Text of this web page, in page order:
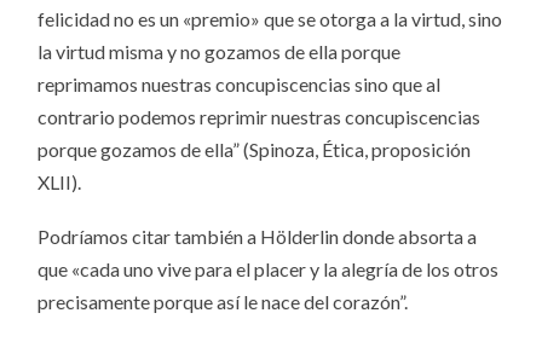
felicidad no es un «premio» que se otorga a la virtud, sino
la virtud misma y no gozamos de ella porque
reprimamos nuestras concupiscencias sino que al
contrario podemos reprimir nuestras concupiscencias
porque gozamos de ella” (Spinoza, Ética, proposición
XLII).
Podríamos citar también a Hölderlin donde absorta a
que «cada uno vive para el placer y la alegría de los otros
precisamente porque así le nace del corazón”.